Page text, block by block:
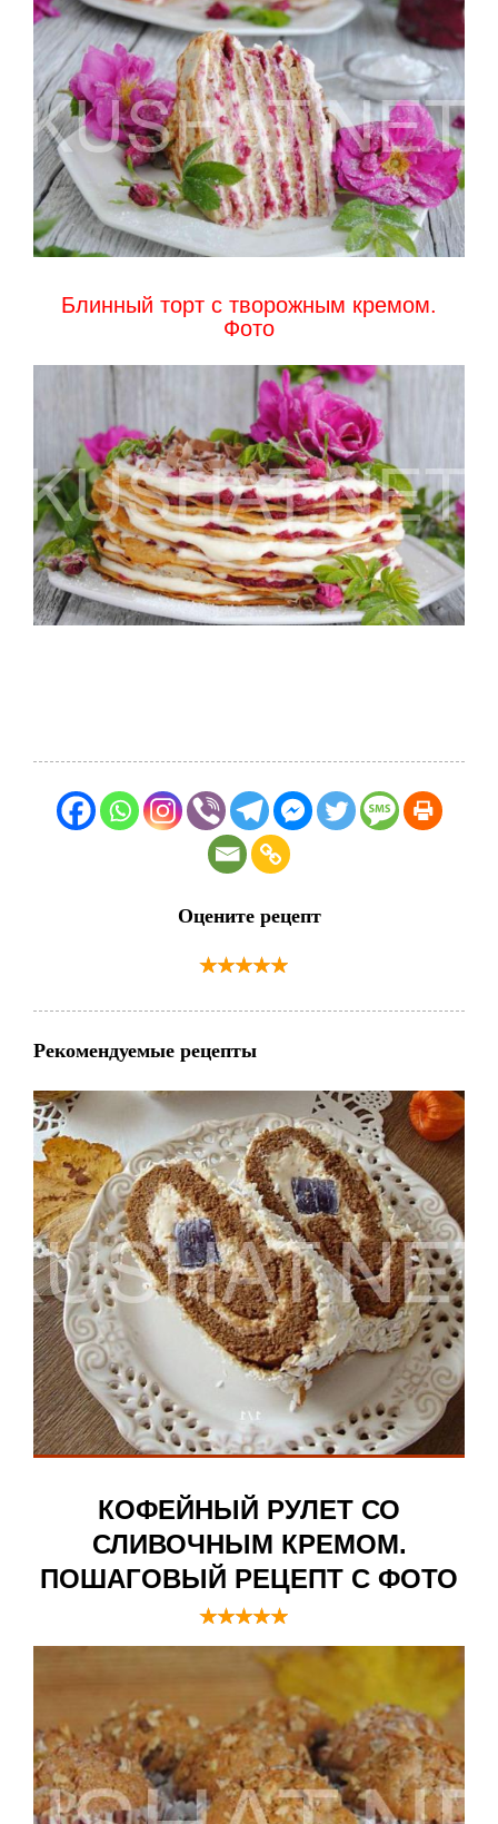
Блинный торт с творожным кремом.
Фото
Оцените рецепт
Рекомендуемые рецепты
КОФЕЙНЫЙ РУЛЕТ СО
СЛИВОЧНЫМ КРЕМОМ.
ПОШАГОВЫЙ РЕЦЕПТ С ФОТО